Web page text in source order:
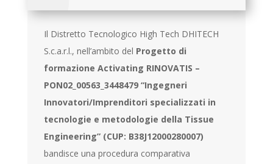
Il Distretto Tecnologico High Tech DHITECH
S.c.a.r.l., nell’ambito del Progetto di
formazione Activating RINOVATIS –
PON02_00563_3448479 “Ingegneri
Innovatori/Imprenditori specializzati in
tecnologie e metodologie della Tissue
Engineering” (CUP: B38J12000280007)
bandisce una procedura comparativa